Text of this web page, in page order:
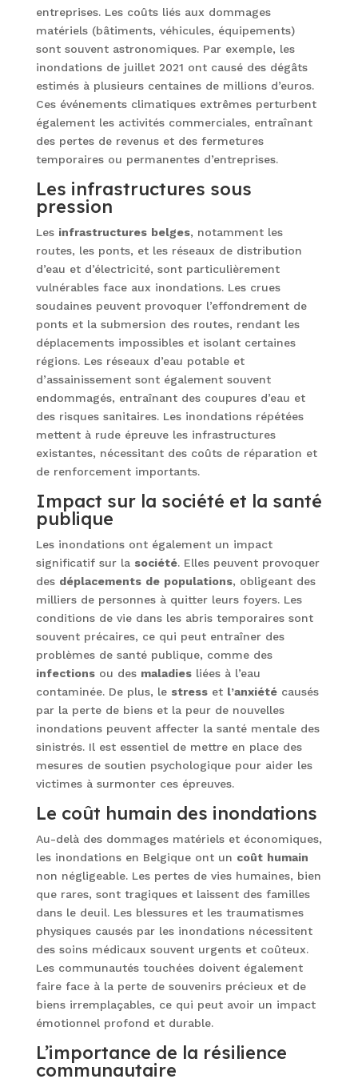
entreprises. Les coûts liés aux dommages
matériels (bâtiments, véhicules, équipements)
sont souvent astronomiques. Par exemple, les
inondations de juillet 2021 ont causé des dégâts
estimés à plusieurs centaines de millions d’euros.
Ces événements climatiques extrêmes perturbent
également les activités commerciales, entraînant
des pertes de revenus et des fermetures
temporaires ou permanentes d’entreprises.
Les infrastructures sous
pression
Les infrastructures belges, notamment les
routes, les ponts, et les réseaux de distribution
d’eau et d’électricité, sont particulièrement
vulnérables face aux inondations. Les crues
soudaines peuvent provoquer l’effondrement de
ponts et la submersion des routes, rendant les
déplacements impossibles et isolant certaines
régions. Les réseaux d’eau potable et
d’assainissement sont également souvent
endommagés, entraînant des coupures d’eau et
des risques sanitaires. Les inondations répétées
mettent à rude épreuve les infrastructures
existantes, nécessitant des coûts de réparation et
de renforcement importants.
Impact sur la société et la santé
publique
Les inondations ont également un impact
significatif sur la société. Elles peuvent provoquer
des déplacements de populations, obligeant des
milliers de personnes à quitter leurs foyers. Les
conditions de vie dans les abris temporaires sont
souvent précaires, ce qui peut entraîner des
problèmes de santé publique, comme des
infectionsou des maladiesliées à l’eau
contaminée. De plus, le stresset l’anxiétécausés
par la perte de biens et la peur de nouvelles
inondations peuvent affecter la santé mentale des
sinistrés. Il est essentiel de mettre en place des
mesures de soutien psychologique pour aider les
victimes à surmonter ces épreuves.
Le coût humain des inondations
Au-delà des dommages matériels et économiques,
les inondations en Belgique ont un coût humain
non négligeable. Les pertes de vies humaines, bien
que rares, sont tragiques et laissent des familles
dans le deuil. Les blessures et les traumatismes
physiques causés par les inondations nécessitent
des soins médicaux souvent urgents et coûteux.
Les communautés touchées doivent également
faire face à la perte de souvenirs précieux et de
biens irremplaçables, ce qui peut avoir un impact
émotionnel profond et durable.
L’importance de la résilience
communautaire